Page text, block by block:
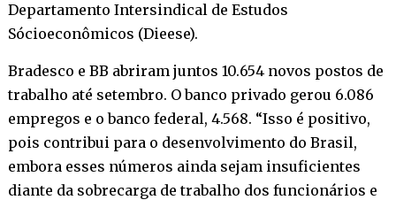
Departamento Intersindical de Estudos
Sócioeconômicos (Dieese).
Bradesco e BB abriram juntos 10.654 novos postos de
trabalho até setembro. O banco privado gerou 6.086
empregos e o banco federal, 4.568. “Isso é positivo,
pois contribui para o desenvolvimento do Brasil,
embora esses números ainda sejam insuficientes
diante da sobrecarga de trabalho dos funcionários e